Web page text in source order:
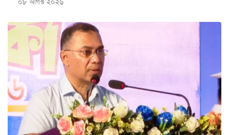
০৮ আগস্ট ২০২৬